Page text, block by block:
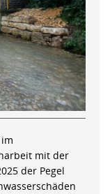
mit der
der Pegel